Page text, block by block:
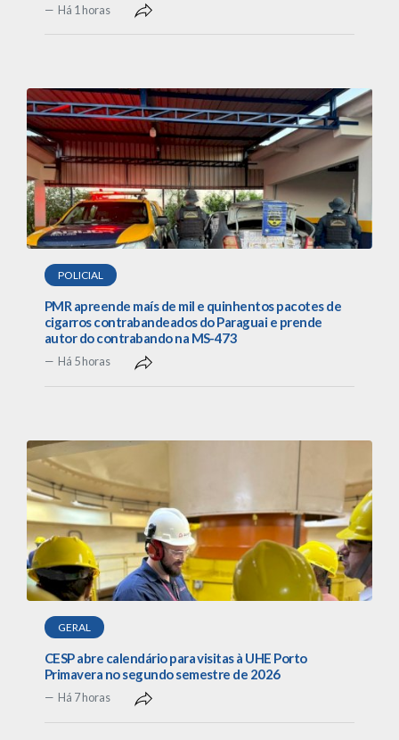
Há 1 horas
POLICIAL
PMR apreende maís de mil e quinhentos pacotes de
cigarros contrabandeados do Paraguai e prende
autor do contrabando na MS-473
Há 5 horas
GERAL
CESP abre calendário para visitas à UHE Porto
Primavera no segundo semestre de 2026
Há 7 horas